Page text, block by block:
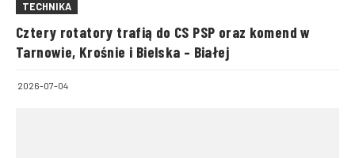
TECHNIKA
Cztery rotatory trafią do CS PSP oraz komend w
Tarnowie, Krośnie i Bielska – Białej
2026-07-04